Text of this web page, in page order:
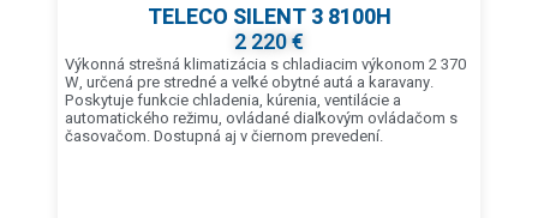
TELECO SILENT 3 8100H
2 220 €
Výkonná strešná klimatizácia s chladiacim výkonom 2 370
W, určená pre stredné a veľké obytné autá a karavany.
Poskytuje funkcie chladenia, kúrenia, ventilácie a
automatického režimu, ovládané diaľkovým ovládačom s
časovačom. Dostupná aj v čiernom prevedení.